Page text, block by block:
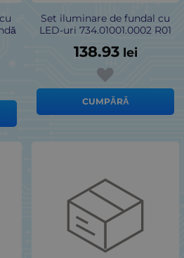
Set iluminare de fundal cu
LED-uri 734.01001.0002 R01
138.93 lei
CUMPĂRĂ